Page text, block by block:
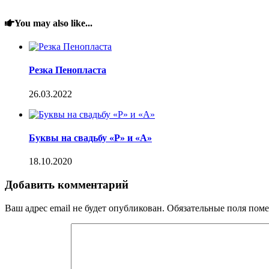
You may also like...
Резка Пенопласта
26.03.2022
Буквы на свадьбу «Р» и «А»
18.10.2020
Добавить комментарий
Ваш адрес email не будет опубликован. Обязательные поля